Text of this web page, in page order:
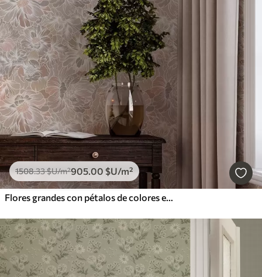
1508.33$U/m²905.00 $U/m²
Flores grandes con pétalos de colores en tonos pastel